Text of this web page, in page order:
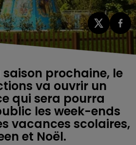
prochaine, le
va ouvrir un
qui sera pourra
les week-ends
vacances scolaires,
et Noël.